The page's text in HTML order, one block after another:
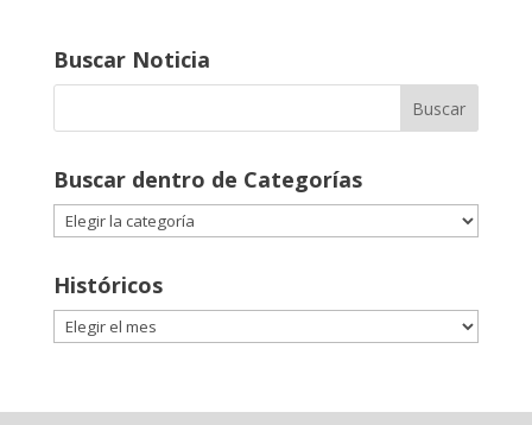
Buscar Noticia
Buscar dentro de Categorías
Buscar
dentro
Categorías
Históricos
Históricos